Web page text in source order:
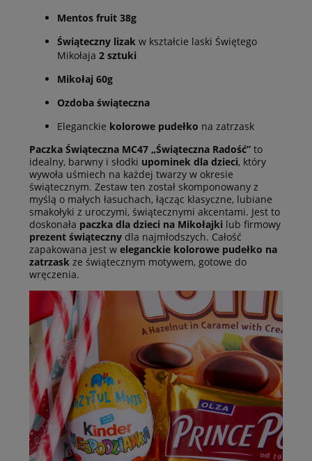
Mentos fruit 38g
Świąteczny lizak w kształcie laski Świętego
Mikołaja 2 sztuki
Mikołaj 60g
Ozdoba świąteczna
Eleganckie kolorowe pudełko na zatrzask
Paczka Świąteczna MC47 „Świąteczna Radość” to
idealny, barwny i słodki upominek dla dzieci, który
wywoła uśmiech na każdej twarzy w okresie
świątecznym. Zestaw ten został skomponowany z
myślą o małych łasuchach, łącząc klasyczne, lubiane
smakołyki z uroczymi, świątecznymi akcentami. Jest to
doskonała paczka dla dzieci na Mikołajki lub firmowy
prezent świąteczny dla najmłodszych. Całość
zapakowana jest w eleganckie kolorowe pudełko na
zatrzask ze świątecznym motywem, gotowe do
wręczenia.